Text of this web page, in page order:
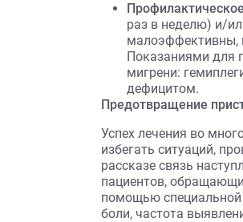
раз в неделю) и/
малоэффективны,
Показаниями для
мигрени:
дефицитом.
Предотвращение
Успех лечения во
избегать ситуаций,
рассказе связь
пациентов,
помощью специальной
боли, частота